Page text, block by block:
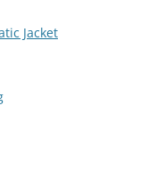
Jacket